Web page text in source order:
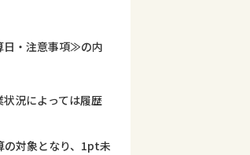
日・注意事項≫の内
況によっては履歴
の対象となり、1pt未